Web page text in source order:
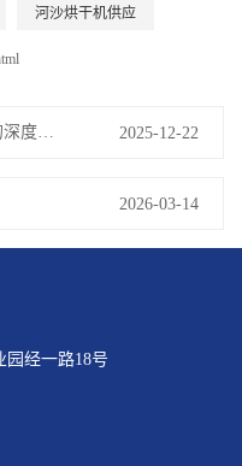
河沙烘干机供应
三筒烘干机在冶金行业的深度应用与价值解析 2025-12-22
2026-03-14
经一路18号